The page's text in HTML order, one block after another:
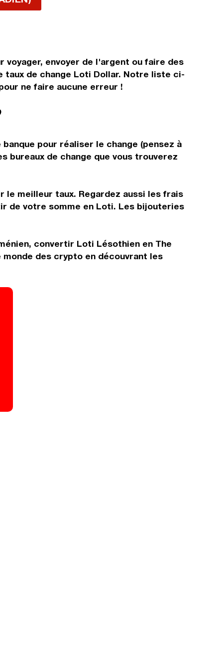
voyager, envoyer de l'argent ou faire des
de change Loti Dollar. Notre liste ci-
ne faire aucune erreur !
pour réaliser le change (pensez à
bureaux de change que vous trouverez
le meilleur taux. Regardez aussi les frais
de votre somme en Loti. Les bijouteries
convertir Loti Lésothien en The
des crypto en découvrant les